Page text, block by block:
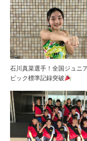
石川真菜選手！全国ジュニ
ピック標準記録突破